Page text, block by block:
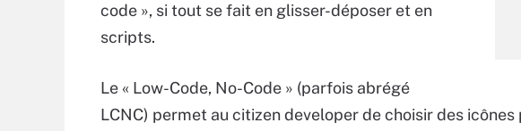
code », si tout se fait en glisser-déposer et en
scripts.
Le « Low-Code, No-Code » (parfois abrégé
LCNC) permet au citizen developer de choisir des icônes